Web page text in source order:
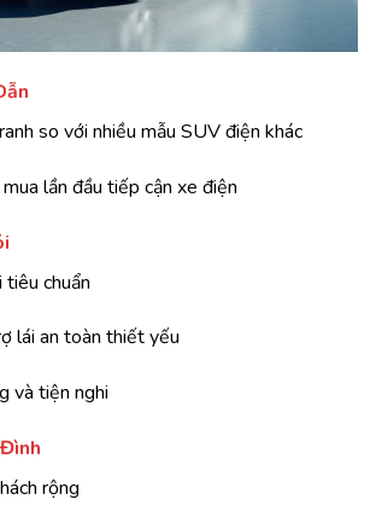
so với nhiều mẫu SUV điện khác
lần đầu tiếp cận xe điện
chuẩn
lái an toàn thiết yếu
và tiện nghi
rộng